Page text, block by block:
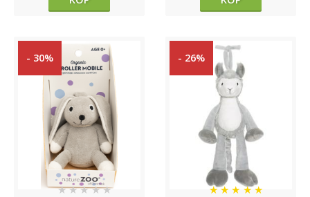
- 30%
★★★★★
- 26%
★★ ★ ★★